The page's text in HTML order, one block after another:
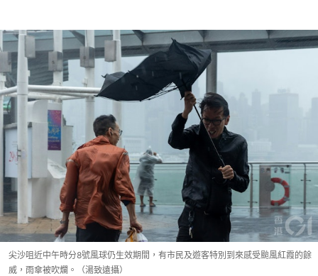
尖沙咀近中午時分8號風球仍生效期間，有市民及遊客特別到來感受颱風紅霞的餘
威，雨傘被吹爛。（湯致遠攝）